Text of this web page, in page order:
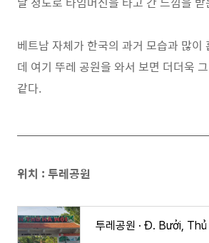
베트남 자체가 한국의 과거 모습과 많이
데 여기 뚜레 공원을 와서 보면 더더욱
같다.
위치 : 투레공원